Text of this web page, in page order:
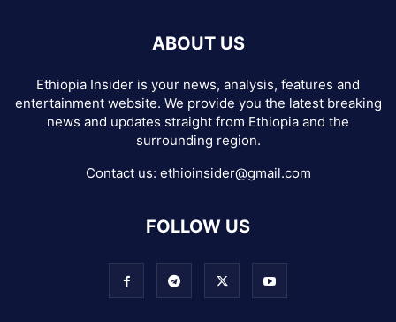
ABOUT US
Ethiopia Insider is your news, analysis, features and
entertainment website. We provide you the latest breaking
news and updates straight from Ethiopia and the
surrounding region.
Contact us: ethioinsider@gmail.com
FOLLOW US